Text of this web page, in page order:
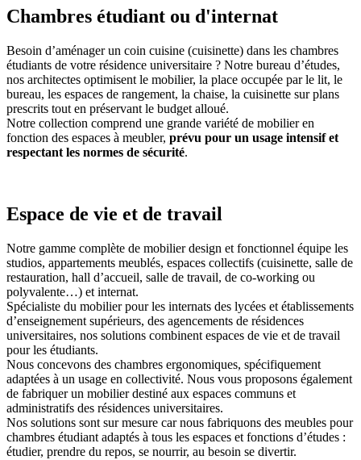
Chambres étudiant ou d'internat
Besoin d’aménager un coin cuisine (cuisinette) dans les chambres
étudiants de votre résidence universitaire ? Notre bureau d’études,
nos architectes optimisent le mobilier, la place occupée par le lit, le
bureau, les espaces de rangement, la chaise, la cuisinette sur plans
prescrits tout en préservant le budget alloué.
Notre collection comprend une grande variété de mobilier en
fonction des espaces à meubler, prévu pour un usage intensif et
respectant les normes de sécurité.
Espace de vie et de travail
Notre gamme complète de mobilier design et fonctionnel équipe les
studios, appartements meublés, espaces collectifs (cuisinette, salle de
restauration, hall d’accueil, salle de travail, de co-working ou
polyvalente…) et internat.
Spécialiste du mobilier pour les internats des lycées et établissements
d’enseignement supérieurs, des agencements de résidences
universitaires, nos solutions combinent espaces de vie et de travail
pour les étudiants.
Nous concevons des chambres ergonomiques, spécifiquement
adaptées à un usage en collectivité. Nous vous proposons également
de fabriquer un mobilier destiné aux espaces communs et
administratifs des résidences universitaires.
Nos solutions sont sur mesure car nous fabriquons des meubles pour
chambres étudiant adaptés à tous les espaces et fonctions d’études :
étudier, prendre du repos, se nourrir, au besoin se divertir.